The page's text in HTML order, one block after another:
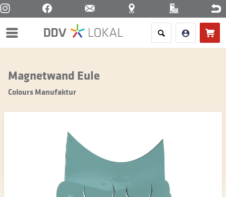
Menü
Magnetwand Eule
Colours Manufaktur